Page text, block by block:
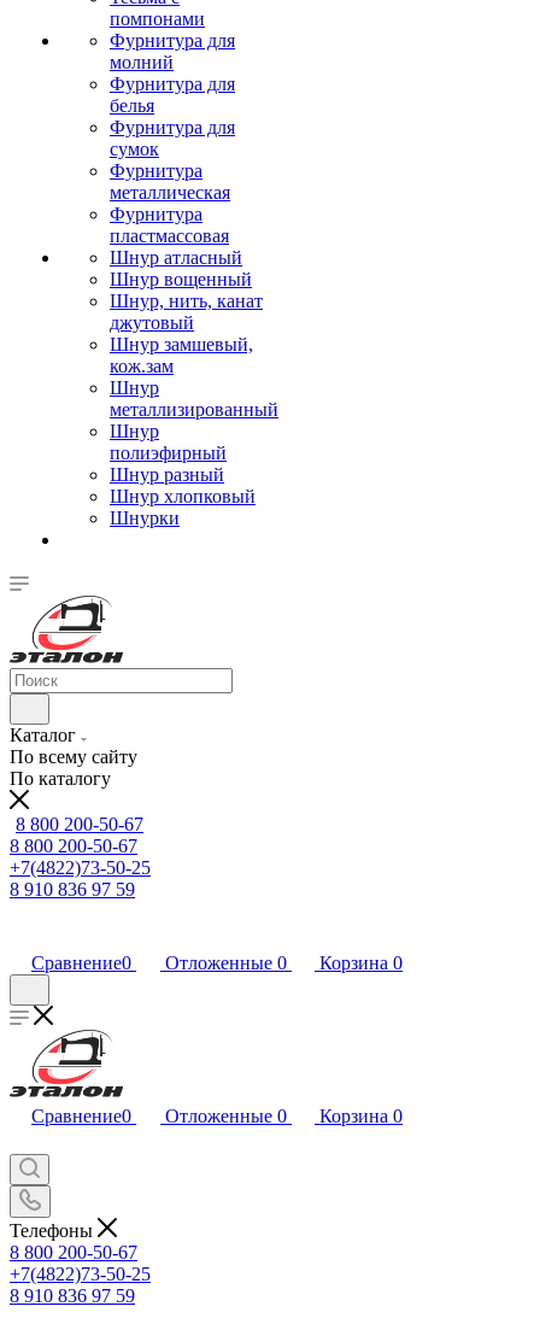
помпонами
Фурнитура для
молний
Фурнитура для
белья
Фурнитура для
сумок
Фурнитура
металлическая
Фурнитура
пластмассовая
Шнур атласный
Шнур вощенный
Шнур, нить, канат
джутовый
Шнур замшевый,
кож.зам
Шнур
металлизированный
Шнур
полиэфирный
Шнур разный
Шнур хлопковый
Шнурки
Каталог
По всему сайту
По каталогу
8 800 200-50-67
8 800 200-50-67
+7(4822)73-50-25
8 910 836 97 59
Сравнение0 Отложенные 0 Корзина 0
Сравнение0 Отложенные 0 Корзина 0
Телефоны
8 800 200-50-67
+7(4822)73-50-25
8 910 836 97 59